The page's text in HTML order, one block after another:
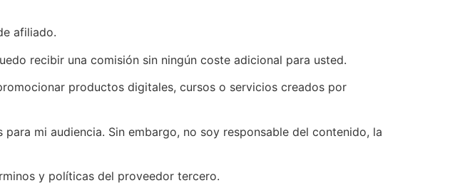
afiliado.
recibir una comisión sin ningún coste adicional para usted.
productos digitales, cursos o servicios creados por
mi audiencia. Sin embargo, no soy responsable del contenido, la
y políticas del proveedor tercero.